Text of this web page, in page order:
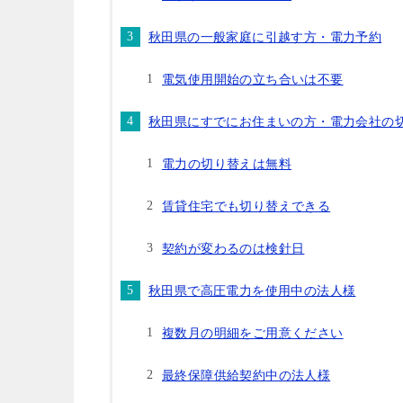
秋田県の一般家庭に引越す方・電力予約
電気使用開始の立ち合いは不要
秋田県にすでにお住まいの方・電力会社の
電力の切り替えは無料
賃貸住宅でも切り替えできる
契約が変わるのは検針日
秋田県で高圧電力を使用中の法人様
複数月の明細をご用意ください
最終保障供給契約中の法人様